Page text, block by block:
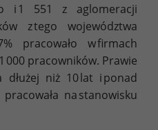
i 1 551 z aglomeracji
z tego województwa
pracowało w firmach
000 pracowników. Prawie
dłużej niż 10 lat i ponad
na stanowisku